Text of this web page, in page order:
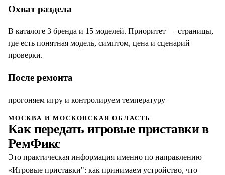
Охват раздела
В каталоге 3 бренда и 15 моделей. Приоритет — страницы,
где есть понятная модель, симптом, цена и сценарий
проверки.
После ремонта
прогоняем игру и контролируем температуру
МОСКВА И МОСКОВСКАЯ ОБЛАСТЬ
Как передатьигровые приставкив
РемФикс
Это практическая информация именно по направлению
«Игровые приставки": как принимаем устройство, что